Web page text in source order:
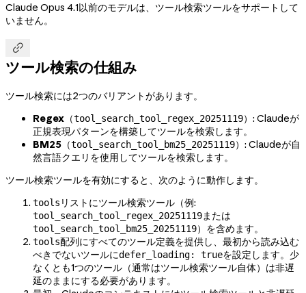
Claude Opus 4.1以前のモデルは、ツール検索ツールをサポートして
いません。

ツール検索の仕組み
ツール検索には2つのバリアントがあります。
Regex （tool_search_tool_regex_20251119）: Claudeが
正規表現パターンを構築してツールを検索します。
BM25 （tool_search_tool_bm25_20251119）: Claudeが自
然言語クエリを使用してツールを検索します。
ツール検索ツールを有効にすると、次のように動作します。
tools リストにツール検索ツール（例:
tool_search_tool_regex_20251119または
tool_search_tool_bm25_20251119）を含めます。
tools配列にすべてのツール定義を提供し、最初から読み込む
べきでないツールにdefer_loading: trueを設定します。少
なくとも1つのツール（通常はツール検索ツール自体）は非遅
延のままにする必要があります。